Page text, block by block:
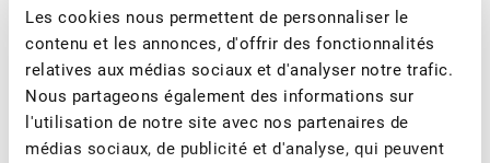
Les cookies nous permettent de personnaliser le
contenu et les annonces, d'offrir des fonctionnalités
relatives aux médias sociaux et d'analyser notre trafic.
Nous partageons également des informations sur
l'utilisation de notre site avec nos partenaires de
médias sociaux, de publicité et d'analyse, qui peuvent
08.07.2026 Association, Fruits à cidre, Fruits de transformation
Organisation réussie de l’évènement de
réseautage pour les cidreries suisses